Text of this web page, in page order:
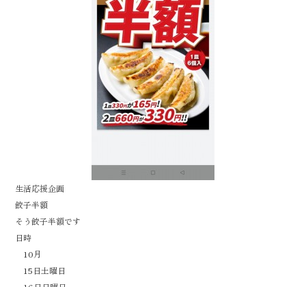
生活応援企画
餃子半額
そう餃子半額です
日時
10月
15日土曜日